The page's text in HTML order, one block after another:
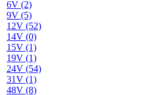
6V (2)
9V (5)
12V (52)
14V (0)
15V (1)
19V (1)
24V (54)
31V (1)
48V (8)